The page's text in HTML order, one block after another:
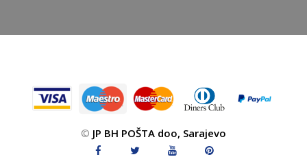
© JP BH POŠTA doo, Sarajevo